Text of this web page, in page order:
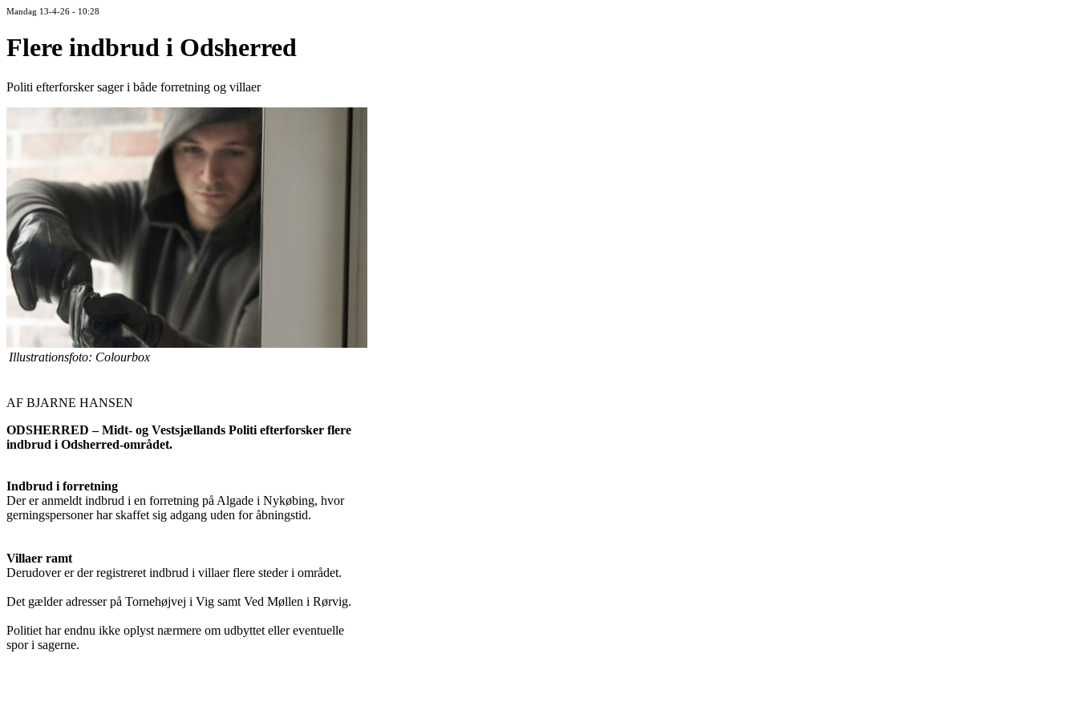
Mandag 13-4-26 - 10:28
Flere indbrud i Odsherred
Politi efterforsker sager i både forretning og villaer
Illustrationsfoto: Colourbox
AF BJARNE HANSEN
ODSHERRED – Midt- og Vestsjællands Politi efterforsker flere
indbrud i Odsherred-området.
Indbrud i forretning
Der er anmeldt indbrud i en forretning på Algade i Nykøbing, hvor
gerningspersoner har skaffet sig adgang uden for åbningstid.
Villaer ramt
Derudover er der registreret indbrud i villaer flere steder i området.
Det gælder adresser på Tornehøjvej i Vig samt Ved Møllen i Rørvig.
Politiet har endnu ikke oplyst nærmere om udbyttet eller eventuelle
spor i sagerne.